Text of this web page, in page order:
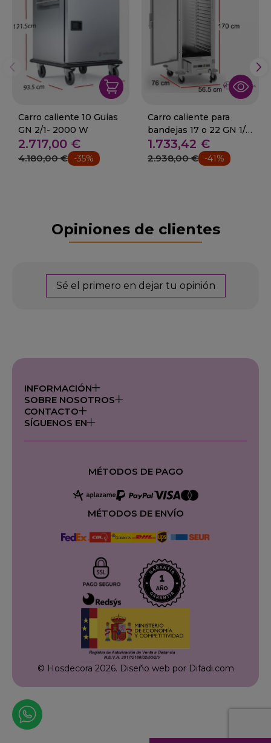
Carro caliente 10 Guias
GN 2/1- 2000 W
2.717,00 €
4.180,00 € -35%
Carro caliente para
bandejas 17 o 22 GN 1/1
56.5 x 76 2100W
1.733,42 €
2.938,00 € -41%
Opiniones de clientes
Sé el primero en dejar tu opinión
INFORMACIÓN
SOBRE NOSOTROS
CONTACTO
SÍGUENOS EN
MÉTODOS DE PAGO
MÉTODOS DE ENVÍO
© Hosdecora 2026. Diseño web por Difadi.com